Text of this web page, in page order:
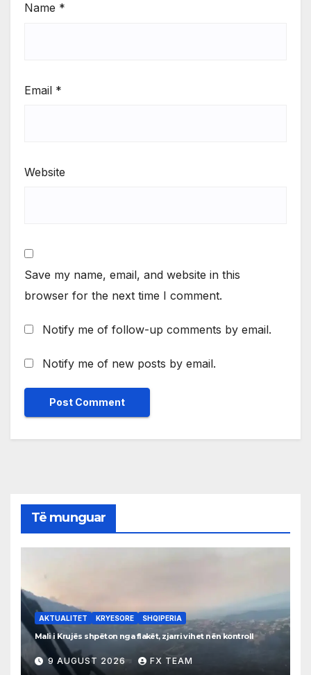
Name *
Email *
Website
Save my name, email, and website in this
browser for the next time I comment.
Notify me of follow-up comments by email.
Notify me of new posts by email.
Të munguar
AKTUALITET KRYESORE SHQIPERIA
Mali i Krujës shpëton nga flakët, zjarri vihet nën kontroll
9 AUGUST 2026 FX TEAM